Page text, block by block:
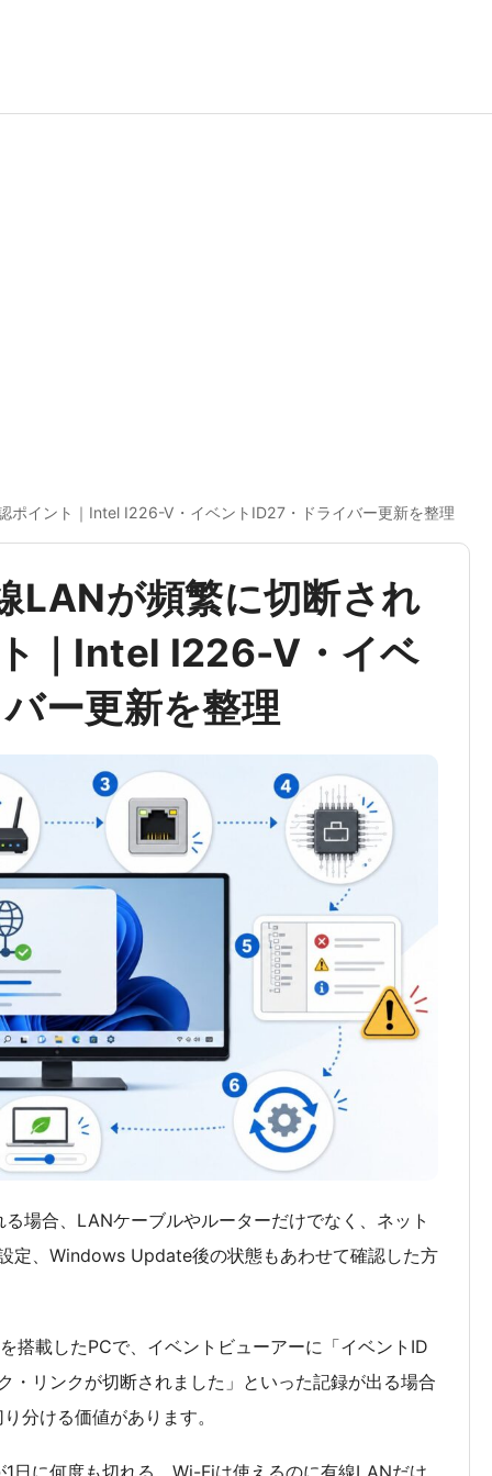
ポイント｜Intel I226-V・イベントID27・ドライバー更新を整理
LANが頻繁に切断され
｜Intel I226-V・イベ
ー更新を整理
場合、LANケーブルやルーターだけでなく、ネット
定、Windows Update後の状態もあわせて確認した方
載したPCで、イベントビューアーに「イベントID
リンクが切断されました」といった記録が出る場合
分ける価値があります。
日に何度も切れる、Wi-Fiは使えるのに有線LANだけ